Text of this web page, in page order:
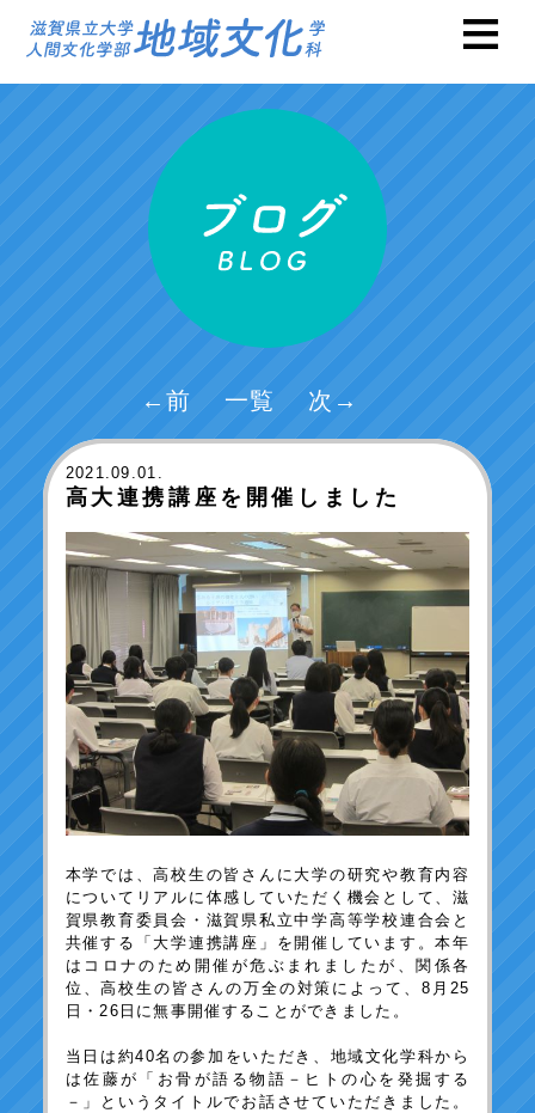
←前 一覧 次→
2021.09.01.
高大連携講座を開催しました
本学では、高校生の皆さんに大学の研究や教育内容
についてリアルに体感していただく機会として、滋
賀県教育委員会・滋賀県私立中学高等学校連合会と
共催する「大学連携講座」を開催しています。本年
はコロナのため開催が危ぶまれましたが、関係各
位、高校生の皆さんの万全の対策によって、8月25
日・26日に無事開催することができました。
当日は約40名の参加をいただき、地域文化学科から
は佐藤が「お骨が語る物語－ヒトの心を発掘する
－」というタイトルでお話させていただきました。